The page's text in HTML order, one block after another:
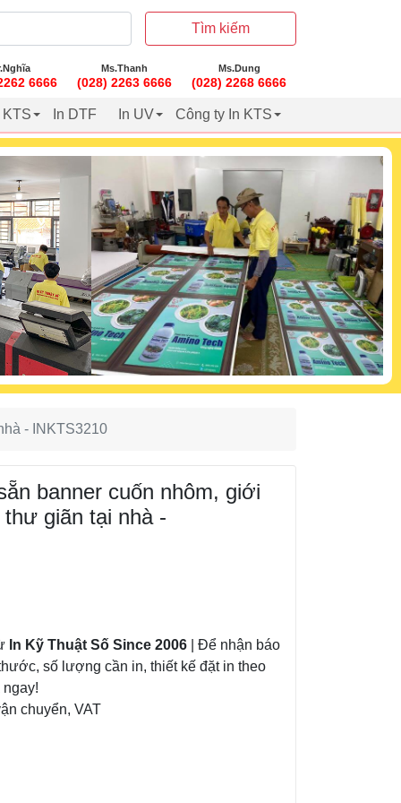
Tìm kiếm
6666
Ms.Thanh
(028) 2263 6666
Ms.Dung
(028) 2268 6666
KTS In DTF In UV Công ty In KTS
- INKTS3210
banner cuốn nhôm, giới
giãn tại nhà -
In Kỹ Thuật Số Since 2006 | Để nhận báo
số lượng cần in, thiết kế đặt in theo
chuyển, VAT